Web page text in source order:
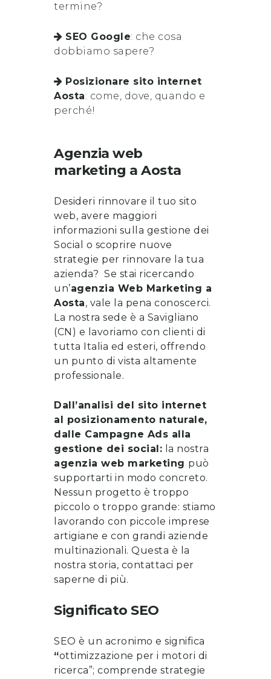
termine?
SEO Google: che cosa
dobbiamo sapere?
Posizionare sito internet
Aosta: come, dove, quando e
perché!
Agenzia web
marketing a Aosta
Desideri rinnovare il tuo sito
web, avere maggiori
informazioni sulla gestione dei
Social o scoprire nuove
strategie per rinnovare la tua
azienda? Se stai ricercando
un’agenzia Web Marketing a
Aosta, vale la pena conoscerci.
La nostra sede è a Savigliano
(CN) e lavoriamo con clienti di
tutta Italia ed esteri, offrendo
un punto di vista altamente
professionale.
Dall’analisi del sito internet
al posizionamento naturale,
dalle Campagne Ads alla
gestione dei social: la nostra
agenzia web marketing può
supportarti in modo concreto.
Nessun progetto è troppo
piccolo o troppo grande: stiamo
lavorando con piccole imprese
artigiane e con grandi aziende
multinazionali. Questa è la
nostra storia, contattaci per
saperne di più.
Significato SEO
SEO è un acronimo e significa
“ottimizzazione per i motori di
ricerca”; comprende strategie